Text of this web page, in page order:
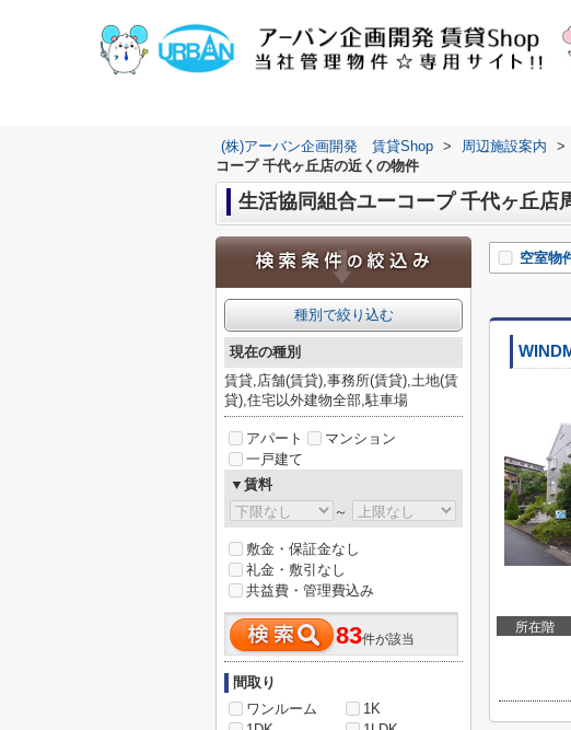
(株)アーバン企画開発 賃貸Shop > 周辺施設案内 >
コープ 千代ヶ丘店の近くの物件
生活協同組合ユーコープ 千代ヶ丘店
空室物
所在階
種別で絞り込む
現在の種別
賃貸,店舗(賃貸),事務所(賃貸),土地(賃
貸),住宅以外建物全部,駐車場
アパート
マンション
一戸建て
▼賃料
～
敷金・保証金なし
礼金・敷引なし
共益費・管理費込み
83件が該当
間取り
ワンルーム
1K